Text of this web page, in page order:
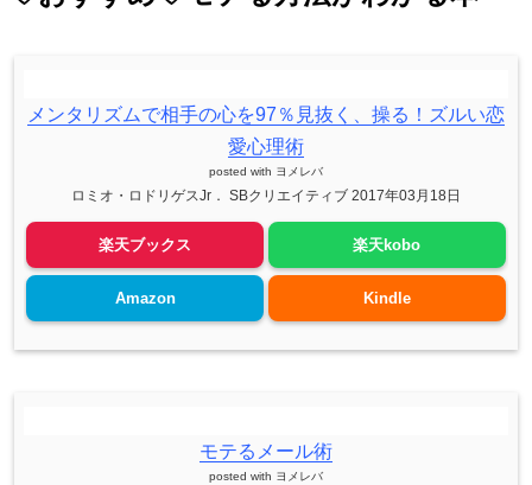
メンタリズムで相手の心を97％見抜く、操る！ズルい恋
愛心理術
posted with ヨメレバ
ロミオ・ロドリゲスJr． SBクリエイティブ 2017年03月18日
楽天ブックス 楽天kobo
Amazon Kindle
モテるメール術
posted with ヨメレバ